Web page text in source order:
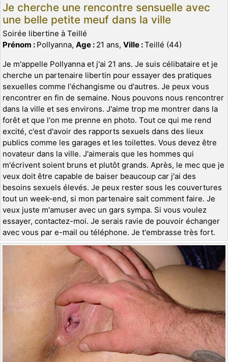
Je cherche une rencontre sensuelle avec
une belle petite meuf dans la ville
Soirée libertine à Teillé
Prénom : Pollyanna, Age : 21 ans, Ville :Teillé (44)
Je m'appelle Pollyanna et j'ai 21 ans. Je suis célibataire et je
cherche un partenaire libertin pour essayer des pratiques
sexuelles comme l'échangisme ou d'autres. Je peux vous
rencontrer en fin de semaine. Nous pouvons nous rencontrer
dans la ville et ses environs. J'aime trop me montrer dans la
forêt et que l'on me prenne en photo. Tout ce qui me rend
excité, c'est d'avoir des rapports sexuels dans des lieux
publics comme les garages et les toilettes. Vous devez être
novateur dans la ville. J'aimerais que les hommes qui
m'écrivent soient bruns et plutôt grands. Après, le mec que je
veux doit être capable de baiser beaucoup car j'ai des
besoins sexuels élevés. Je peux rester sous les couvertures
tout un week-end, si mon partenaire sait comment faire. Je
veux juste m'amuser avec un gars sympa. Si vous voulez
essayer, contactez-moi. Je serais ravie de pouvoir échanger
avec vous par e-mail ou téléphone. Je t'embrasse très fort.